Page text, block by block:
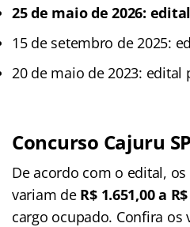
25 de maio de 2026:
15 de setembro de 2025:
20 de maio de 2023: edital
Concurso Cajuru
De acordo com o edital,
variam de R$ 1.651,00 a
cargo ocupado. Confira os